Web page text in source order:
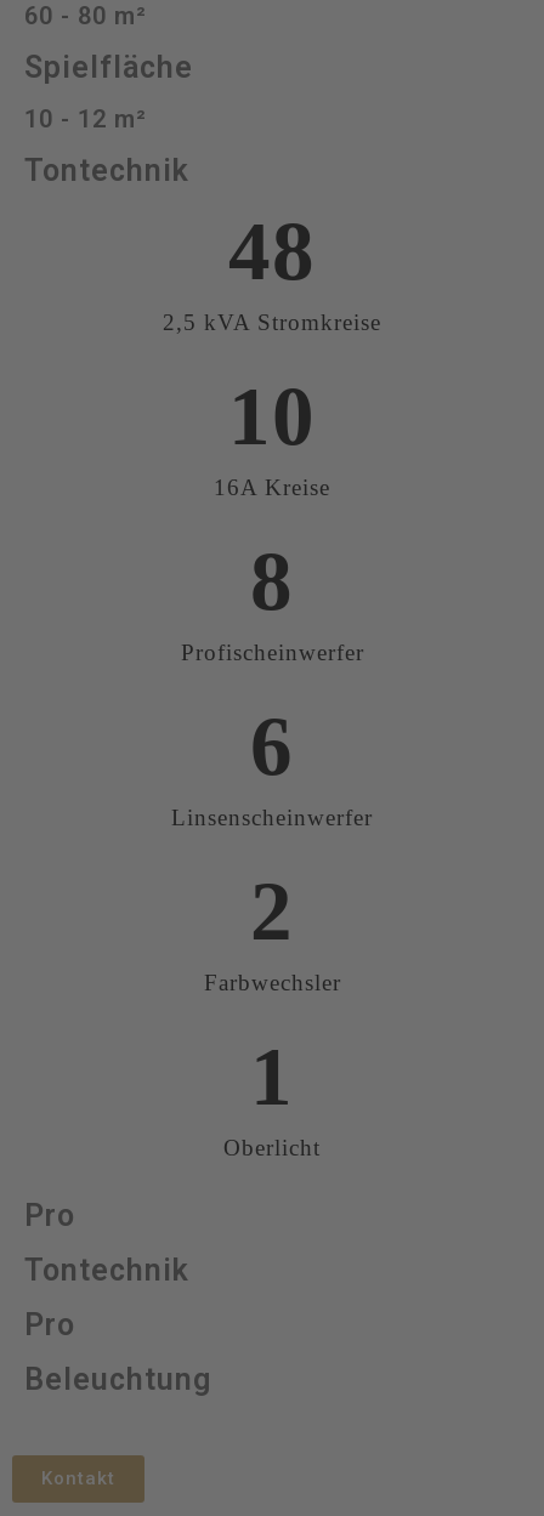
60 - 80 m²
Spielfläche
10 - 12 m²
Tontechnik
2,5 kVA Stromkreise
48
16A Kreise
10
Profischeinwerfer
8
Linsenscheinwerfer
6
Farbwechsler
2
Oberlicht
1
Pro
Tontechnik
Pro
Beleuchtung
Kontakt